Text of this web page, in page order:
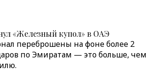
«Железный купол» в ОАЭ
переброшены на фоне более 2
по Эмиратам — это больше, чем